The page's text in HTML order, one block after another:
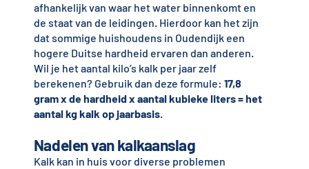
afhankelijk van waar het water binnenkomt en
de staat van de leidingen. Hierdoor kan het zijn
dat sommige huishoudens in Oudendijk een
hogere Duitse hardheid ervaren dan anderen.
Wil je het aantal kilo’s kalk per jaar zelf
berekenen? Gebruik dan deze formule: 17,8
gram x de hardheid x aantal kubieke liters = het
aantal kg kalk op jaarbasis.
Nadelen van kalkaanslag
Kalk kan in huis voor diverse problemen